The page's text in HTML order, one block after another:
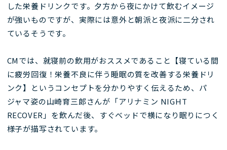
した栄養ドリンクです。夕方から夜にかけて飲むイメージ
が強いものですが、実際には意外と朝派と夜派に二分され
ているそうです。
CMでは、就寝前の飲用がおススメであること【寝ている間
に疲労回復！栄養不良に伴う睡眠の質を改善する栄養ドリ
ンク】というコンセプトを分かりやすく伝えるため、パ
ジャマ姿の山崎育三郎さんが「アリナミン NIGHT
RECOVER」を飲んだ後、すぐベッドで横になり眠りにつく
様子が描写されています。